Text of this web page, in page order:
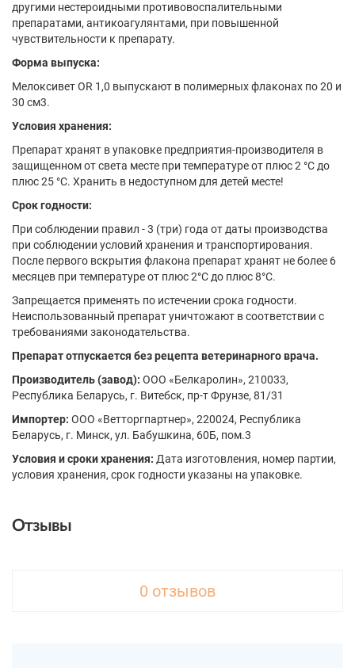
другими нестероидными противовоспалительными
препаратами, антикоагулянтами, при повышенной
чувствительности к препарату.
Форма выпуска:
Мелоксивет OR 1,0 выпускают в полимерных флаконах по 20 и
30 см3.
Условия хранения:
Препарат хранят в упаковке предприятия-производителя в
защищенном от света месте при температуре от плюс 2 °С до
плюс 25 °С. Хранить в недоступном для детей месте!
Срок годности:
При соблюдении правил - 3 (три) года от даты производства
при соблюдении условий хранения и транспортирования.
После первого вскрытия флакона препарат хранят не более 6
месяцев при температуре от плюс 2°С до плюс 8°С.
Запрещается применять по истечении срока годности.
Неиспользованный препарат уничтожают в соответствии с
требованиями законодательства.
Препарат отпускается без рецепта ветеринарного врача.
Производитель (завод): ООО «Белкаролин», 210033,
Республика Беларусь, г. Витебск, пр-т Фрунзе, 81/31
Импортер: ООО «Ветторгпартнер», 220024, Республика
Беларусь, г. Минск, ул. Бабушкина, 60Б, пом.3
Условия и сроки хранения: Дата изготовления, номер партии,
условия хранения, срок годности указаны на упаковке.
Отзывы
0 отзывов